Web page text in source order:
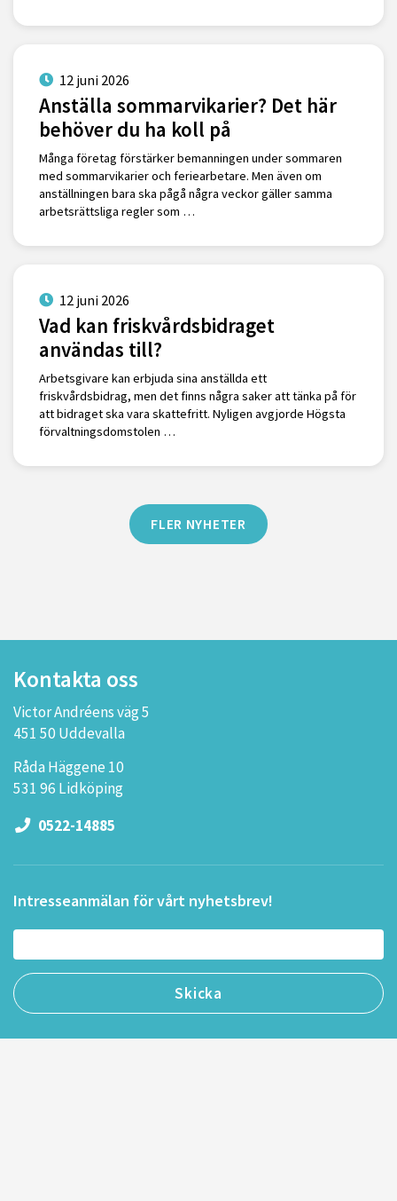
12 juni 2026
Anställa sommarvikarier? Det här
behöver du ha koll på
Många företag förstärker bemanningen under sommaren
med sommarvikarier och feriearbetare. Men även om
anställningen bara ska pågå några veckor gäller samma
arbetsrättsliga regler som …
12 juni 2026
Vad kan friskvårdsbidraget
användas till?
Arbetsgivare kan erbjuda sina anställda ett
friskvårdsbidrag, men det finns några saker att tänka på för
att bidraget ska vara skattefritt. Nyligen avgjorde Högsta
förvaltningsdomstolen …
FLER NYHETER
Kontakta oss
Victor Andréens väg 5
451 50 Uddevalla
Råda Häggene 10
531 96 Lidköping
0522-14885
Intresseanmälan för vårt nyhetsbrev!